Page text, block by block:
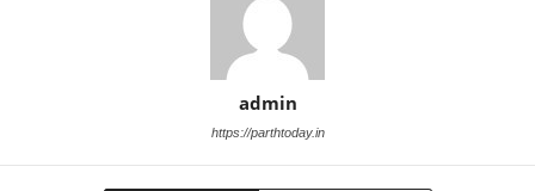
admin
https://parthtoday.in